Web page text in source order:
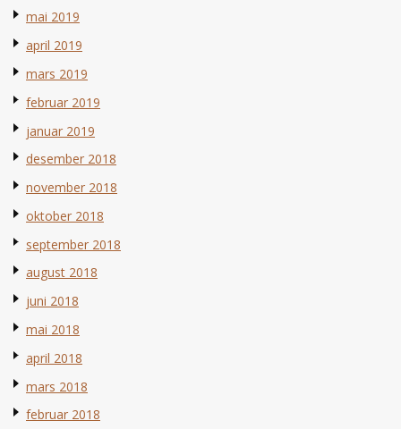
mai 2019
april 2019
mars 2019
februar 2019
januar 2019
desember 2018
november 2018
oktober 2018
september 2018
august 2018
juni 2018
mai 2018
april 2018
mars 2018
februar 2018